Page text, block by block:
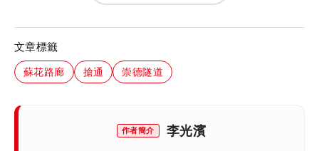
文章標籤
蘇花路廊 搶通 崇德隧道
作者簡介 李光濱